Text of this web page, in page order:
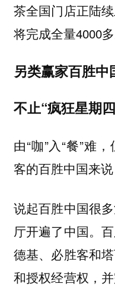
茶全国门店正陆
将完成全量4000
另类赢家百胜中
不止“疯狂星期
由“咖”入“餐”难
客的百胜中国来说
说起百胜中国很
厅开遍了中国。
德基、必胜客和
和授权经营权，